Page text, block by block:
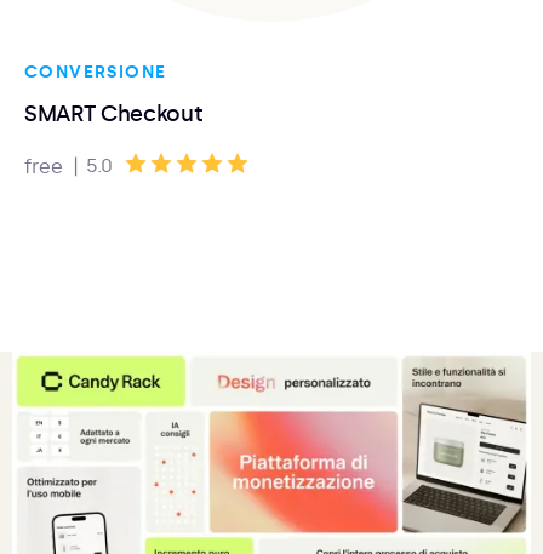
CONVERSIONE
SMART Checkout
free | 5.0